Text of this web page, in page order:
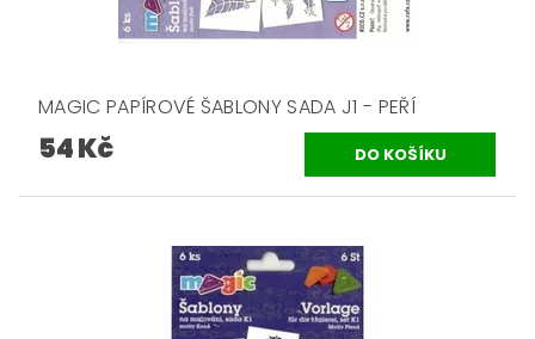
MAGIC PAPÍROVÉ ŠABLONY SADA J1 - PEŘÍ
54 Kč